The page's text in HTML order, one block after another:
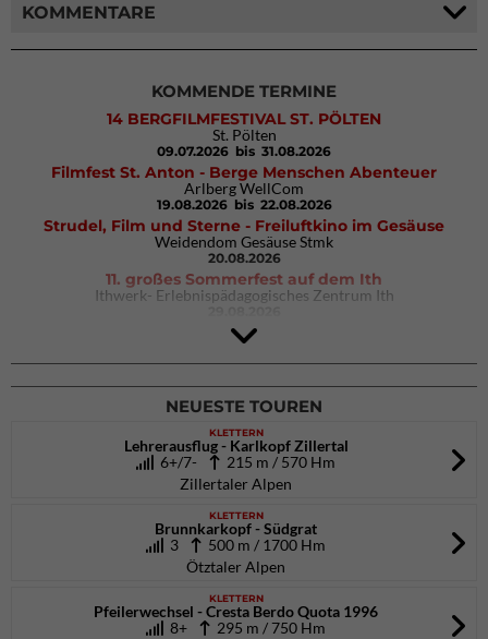
KOMMENTARE
KOMMENDE TERMINE
14 BERGFILMFESTIVAL ST. PÖLTEN
St. Pölten
09.07.2026 bis 31.08.2026
Filmfest St. Anton - Berge Menschen Abenteuer
Arlberg WellCom
19.08.2026 bis 22.08.2026
Strudel, Film und Sterne - Freiluftkino im Gesäuse
Weidendom Gesäuse Stmk
20.08.2026
11. großes Sommerfest auf dem Ith
Ithwerk- Erlebnispädagogisches Zentrum Ith
4Blocs KIDS 2026
DAV Kletter- & Boulderzentrum München Süd (Thalkirchen)
26.09.2026
NEUESTE TOUREN
KLETTERN
Lehrerausflug - Karlkopf Zillertal
6+/7-
215 m / 570 Hm
Zillertaler Alpen
KLETTERN
Brunnkarkopf - Südgrat
3
500 m / 1700 Hm
Ötztaler Alpen
KLETTERN
Pfeilerwechsel - Cresta Berdo Quota 1996
8+
295 m / 750 Hm